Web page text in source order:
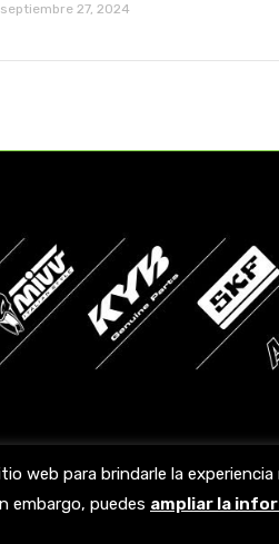
septiembre 27, 2024
web para brindarle la
embargo, puedes ampliar la